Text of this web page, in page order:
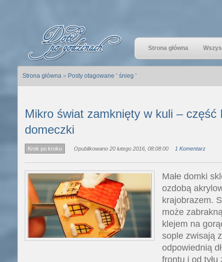
Strona główna
Strona główna» Posty otagowane ‘ śnieg ’
Mikro świat zamknięty w kuli – część
domeczki
Krok po kroku Opublikowano 20 lutego 2016, 08:08:00 1 Komentarz
Małe domki
ozdobą
krajobrazem.
może
klejem na
sople zwisają
odpowiednią
frontu i od